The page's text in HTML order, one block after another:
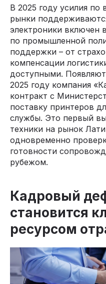
В 2025 году усилия по
рынки
электроники включен
по промышленной
поддержки – от
компенсации
доступными.
2025 году компания
контракт с
поставку принтеров
службы. Это первый
техники на рынок
одновременно
готовности
рубежом.
Кадровый
становится
ресурсом